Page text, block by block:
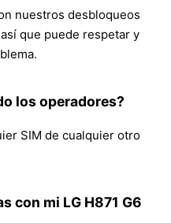
nuestros desbloqueos
que puede respetar y
los operadores?
SIM de cualquier otro
con mi LG H871 G6